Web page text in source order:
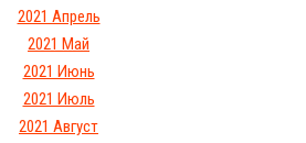
2021 Апрель
2021 Май
2021 Июнь
2021 Июль
2021 Август